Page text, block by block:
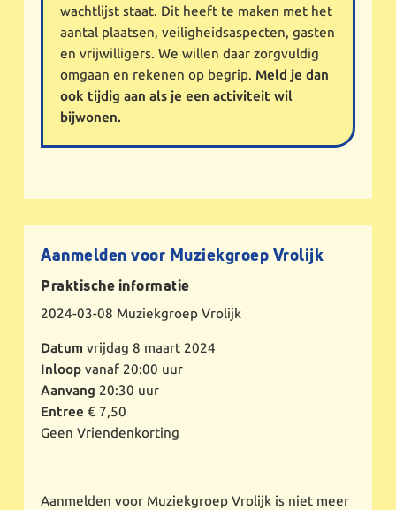
wachtlijst staat. Dit heeft te maken met het
aantal plaatsen, veiligheidsaspecten, gasten
en vrijwilligers. We willen daar zorgvuldig
omgaan en rekenen op begrip. Meld je dan
ook tijdig aan als je een activiteit wil
bijwonen.
Aanmelden voor Muziekgroep Vrolijk
Praktische informatie
2024-03-08 Muziekgroep Vrolijk
Datum vrijdag 8 maart 2024
Inloop vanaf 20:00 uur
Aanvang 20:30 uur
Entree € 7,50
Geen Vriendenkorting
Aanmelden voor Muziekgroep Vrolijk is niet meer